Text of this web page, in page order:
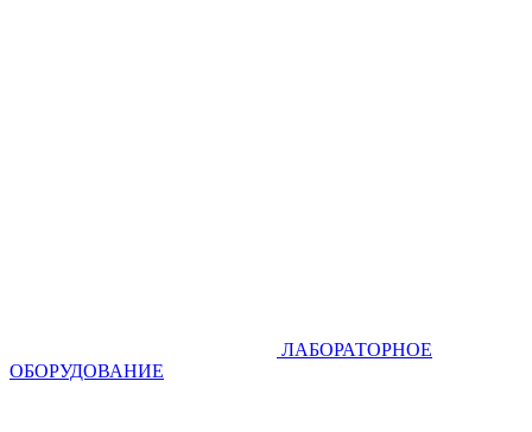
ЛАБОРАТОРНОЕ
ОБОРУДОВАНИЕ